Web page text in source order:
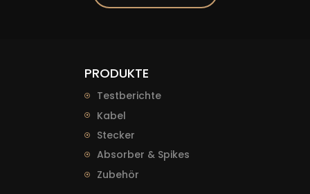
PRODUKTE
Testberichte
Kabel
Stecker
Absorber & Spikes
Zubehör